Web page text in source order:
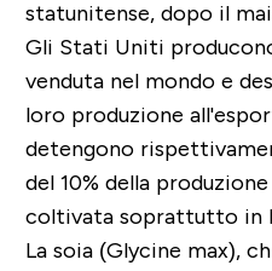
statunitense, dopo il
Gli Stati Uniti
venduta nel mondo e
loro produzione
detengono
del 10% della
coltivata soprattutto in
La soia (Glycine max),